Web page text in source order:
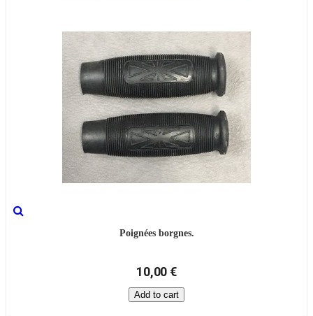
Poignées borgnes.
10,00 €
Add to cart